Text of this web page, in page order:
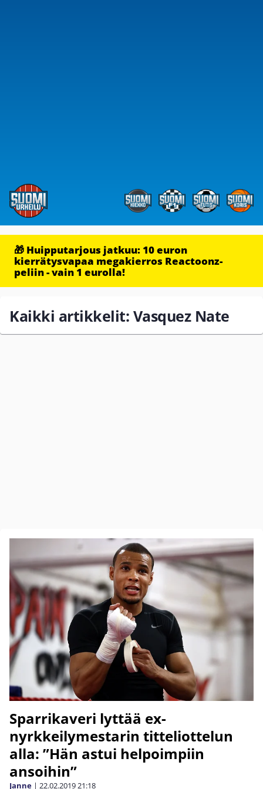
🎁 Huipputarjous jatkuu: 10 euron
kierrätysvapaa megakierros Reactoonz-
peliin - vain 1 eurolla!
Kaikki artikkelit: Vasquez Nate
Sparrikaveri lyttää ex-
nyrkkeilymestarin titteliottelun
alla: ”Hän astui helpoimpiin
ansoihin”
Janne | 22.02.201921:18